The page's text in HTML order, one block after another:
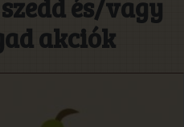
és/vagy
akciók